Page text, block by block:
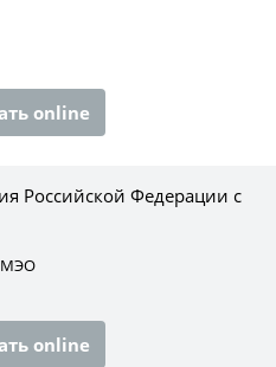
online
Российской Федерации с
МЭО
online